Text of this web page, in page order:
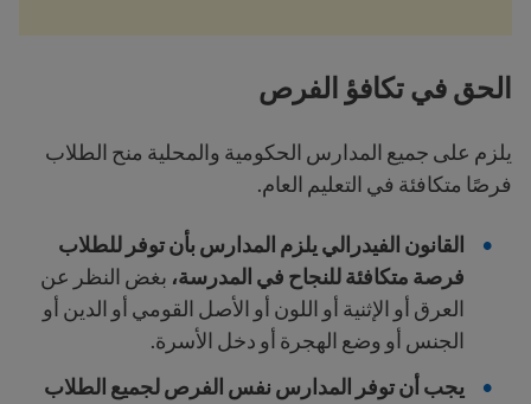
الحق في تكافؤ الفرص
يلزم على جميع المدارس الحكومية والمحلية منح الطلاب
فرصًا متكافئة في التعليم العام.
القانون الفيدرالي يلزم المدارس بأن توفر للطلاب
فرصة متكافئة للنجاح في المدرسة، بغض النظر عن
العرق أو الإثنية أو اللون أو الأصل القومي أو الدين أو
الجنس أو وضع الهجرة أو دخل الأسرة.
يجب أن توفر المدارس نفس الفرص لجميع الطلاب